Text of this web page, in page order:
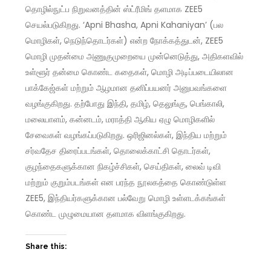
தொழில்நுட்ப நிறுவனத்தின் ஸ்ட்ரீமிங் தளமாக ZEE5
செயல்படுகிறது. ‘Apni Bhasha, Apni Kahaniyan’ (பல
மொழிகள், நெடுந்தொடர்கள்) என்ற நோக்கத்துடன், ZEE5
மொழி முதன்மை அணுகுமுறையை முன்னெடுத்து, அதிகளவில்
உள்ளூர் தன்மை கொண்ட கதைகள், மொழி அடிப்படையிலான
பாக்கேஜ்கள் மற்றும் ஆழமான தனிப்பயனர் அனுபவங்களை
வழங்குகிறது. தற்போது இந்தி, தமிழ், தெலுங்கு, பெங்காலி,
மலையாளம், கன்னடம், மராத்தி ஆகிய ஏழு மொழிகளில்
சேவைகள் வழங்கப்படுகிறது. ஒரிஜினல்கள், இந்திய மற்றும்
சர்வதேச திரைப்படங்கள், தொலைக்காட்சி தொடர்கள்,
குழந்தைகளுக்கான நிகழ்ச்சிகள், செய்திகள், லைவ் டிவி
மற்றும் குறும்படங்கள் என பரந்த நூலகத்தை கொண்டுள்ள
ZEE5, இந்தியர்களுக்கான பல்வேறு மொழி உள்ளடக்கங்கள்
கொண்ட முழுமையான தளமாக விளங்குகிறது.
Share this: